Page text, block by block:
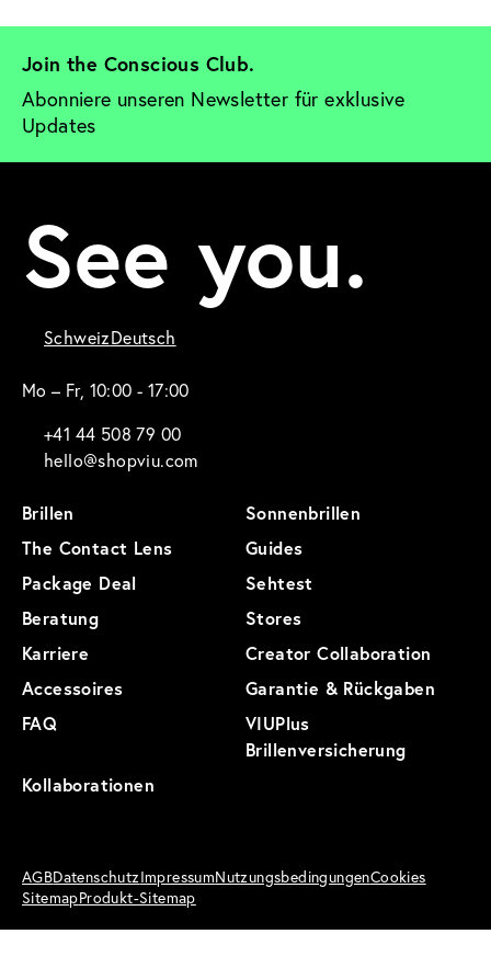
Join the Conscious Club.
Abonniere unseren Newsletter für exklusive
Updates
See you.
SchweizDeutsch
Mo – Fr, 10:00 - 17:00
+41 44 508 79 00
hello@shopviu.com
Brillen
Sonnenbrillen
The Contact Lens
Guides
Package Deal
Sehtest
Beratung
Stores
Karriere
Creator Collaboration
Accessoires
Garantie & Rückgaben
FAQ
VIUPlus
Brillenversicherung
Kollaborationen
AGBDatenschutzImpressumNutzungsbedingungenCookies
SitemapProdukt-Sitemap